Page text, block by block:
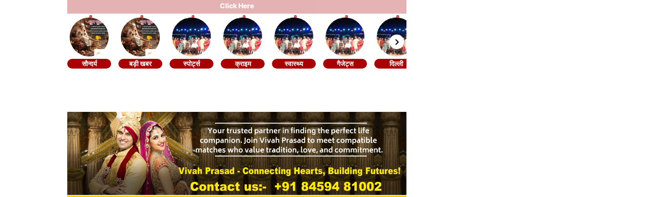
Click Here
सौन्दर्य बड़ी खबर स्पोर्ट्स क्राइम स्वास्थ्य गैजेट्स दिल्ली